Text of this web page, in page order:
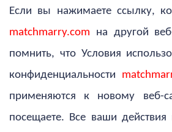
Если вы нажимаете ссылку,
matchmarry.com на другой
помнить, что Условия
конфиденциальности
применяются к новому веб-
посещаете. Все ваши